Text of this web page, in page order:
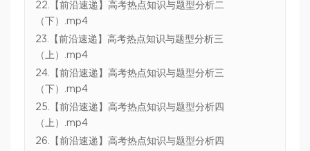
22.【前沿速递】高考热点知识与题型分析二
（下）.mp4
23.【前沿速递】高考热点知识与题型分析三
（上）.mp4
24.【前沿速递】高考热点知识与题型分析三
（下）.mp4
25.【前沿速递】高考热点知识与题型分析四
（上）.mp4
26.【前沿速递】高考热点知识与题型分析四